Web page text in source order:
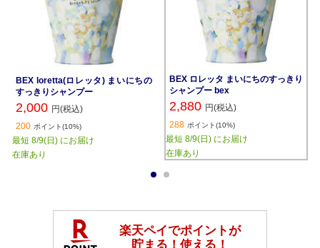
BEX loretta(ロレッタ) まいにちの
すっきりシャンプー
2,000 円(税込)
200 ポイント(10%)
最短 8/9(日) にお届け
在庫あり
BEX ロレッタ まいにちのすっきり
シャンプー bex
2,880 円(税込)
288 ポイント(10%)
最短 8/9(日) にお届け
在庫あり